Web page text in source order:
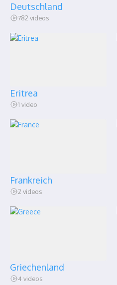
Deutschland
782 videos
Eritrea
1 video
Frankreich
2 videos
Griechenland
4 videos